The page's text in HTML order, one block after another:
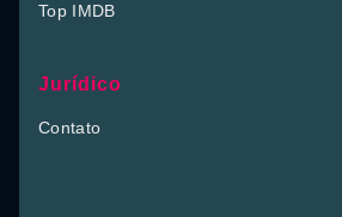
Top IMDB
Jurídico
Contato